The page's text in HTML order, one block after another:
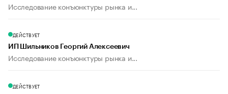
Исследование конъюнктуры рынка и...
ДЕЙСТВУЕТ
ИП Шильников Георгий Алексеевич
Исследование конъюнктуры рынка и...
ДЕЙСТВУЕТ